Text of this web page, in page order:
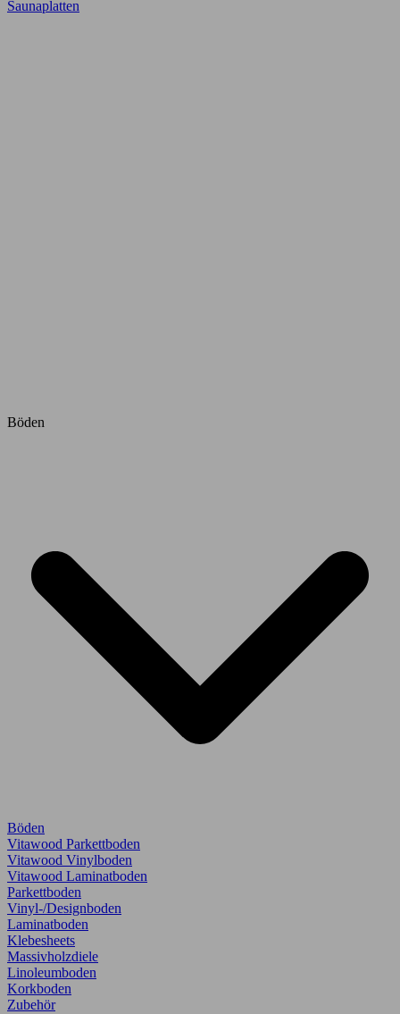
Saunaplatten
Böden
Böden
Vitawood Parkettboden
Vitawood Vinylboden
Vitawood Laminatboden
Parkettboden
Vinyl-/Designboden
Laminatboden
Klebesheets
Massivholzdiele
Linoleumboden
Korkboden
Zubehör